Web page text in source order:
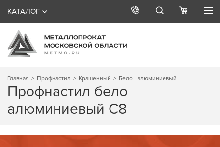
КАТАЛОГ
Главная Профнастил Крашенный Бело - алюминиевый
Профнастил бело
алюминиевый С8